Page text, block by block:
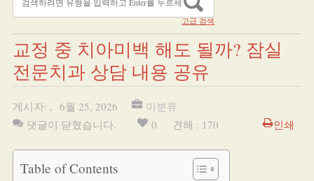
고급 검색
교정 중 치아미백 해도 될까? 잠실
전문치과 상담 내용 공유
게시자: , 6월 25, 2026
미분류
댓글이 닫혔습니다.
0 견해 : 170 인쇄
Table of Contents